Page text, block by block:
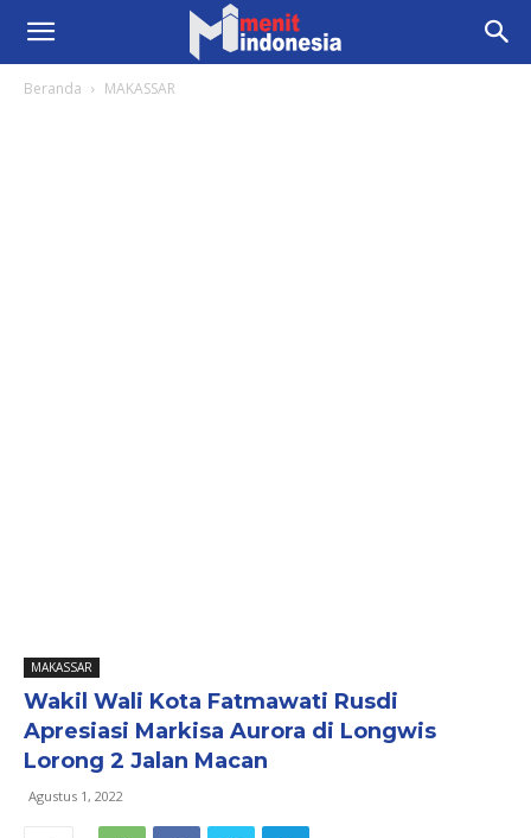
Beranda MAKASSAR
MAKASSAR
Wakil Wali Kota Fatmawati Rusdi
Apresiasi Markisa Aurora di Longwis
Lorong 2 Jalan Macan
Agustus 1, 2022